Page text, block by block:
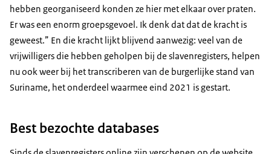
hebben georganiseerd konden ze hier met elkaar over praten.
Er was een enorm groepsgevoel. Ik denk dat dat de kracht is
geweest.” En die kracht lijkt blijvend aanwezig: veel van de
vrijwilligers die hebben geholpen bij de slavenregisters, helpen
nu ook weer bij het transcriberen van de burgerlijke stand van
Suriname, het onderdeel waarmee eind 2021 is gestart.
Best bezochte databases